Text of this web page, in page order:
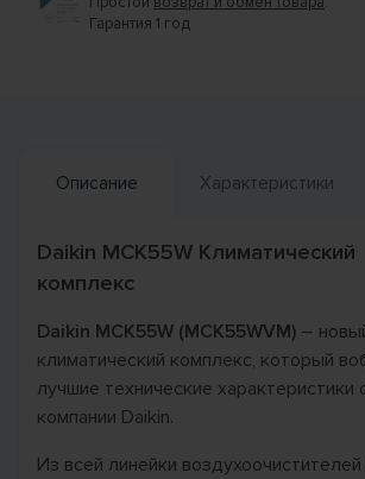
Гарантия 1 год
Описание Характеристики
Daikin MCK55W Климатический
комплекс
Daikin MCK55W (MCK55WVM) –
климатический комплекс, который
лучшие технические характеристики
компании Daikin.
Из всей линейки воздухоочистителей